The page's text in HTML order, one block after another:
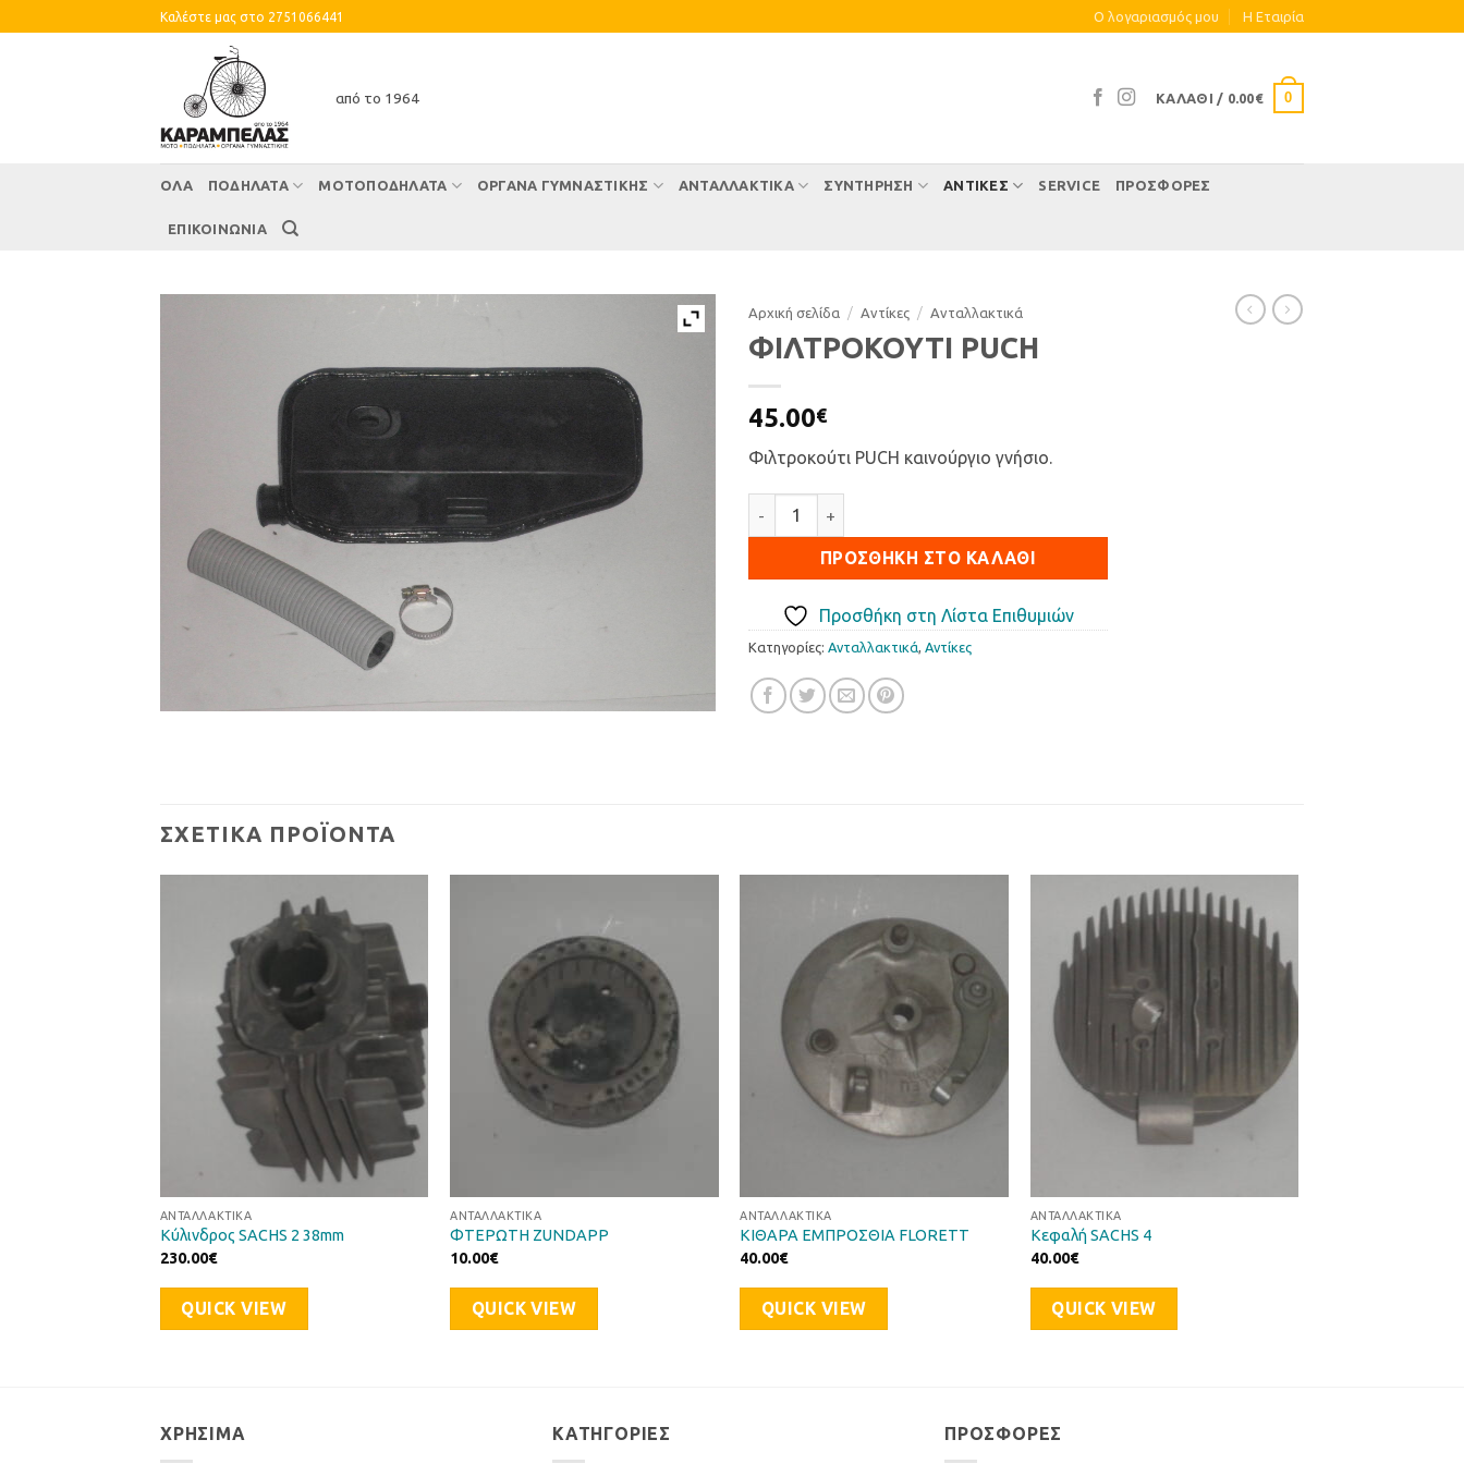
to
Καλέστε μας στο 2751066441 Ο λογαριασμός μου Η Eταιρία
από το 1964 ΚΑΛΆΘΙ / 0.00€ 0
ΌΛΑ ΠΟΔΗΛΑΤΑ ΜΟΤΟΠΟΔΗΛΑΤΑ ΟΡΓΑΝΑ ΓΥΜΝΑΣΤΙΚΗΣ ΑΝΤΑΛΛΑΚΤΙΚΑ ΣΥΝΤΉΡΗΣΗ ΑΝΤΊΚΕΣ SERVICE ΠΡΟΣΦΟΡΕΣ
ΕΠΙΚΟΙΝΩΝΙΑ
Αρχική σελίδα / Αντίκες / Ανταλλακτικά
ΦΙΛΤΡΟΚΟΥΤΙ PUCH
45.00€
Φιλτροκούτι PUCH καινούργιο γνήσιο.
ΦΙΛΤΡΟΚΟΥΤΙ PUCH ποσότητα
ΠΡΟΣΘΉΚΗ ΣΤΟ ΚΑΛΆΘΙ
Προσθήκη στη Λίστα Επιθυμιών
Κατηγορίες: Ανταλλακτικά, Αντίκες
ΣΧΕΤΙΚΆ ΠΡΟΪΌΝΤΑ
Προσθήκη
στη Λίστα
Επιθυμιών
ΑΝΤΑΛΛΑΚΤΙΚΆ
Κύλινδρος SACHS 2 38mm
230.00€
QUICK VIEW
Επιθυμιών
ΑΝΤΑΛΛΑΚΤΙΚΆ
ΦΤΕΡΩΤΗ ZUNDAPP
10.00€
QUICK VIEW
Προσθήκη
στη Λίστα
Επιθυμιών
ΑΝΤΑΛΛΑΚΤΙΚΆ
ΚΙΘΑΡΑ ΕΜΠΡΟΣΘΙΑ FLORETT
40.00€
QUICK VIEW
Προσθήκη
στη Λίστα
Επιθυμιών
ΑΝΤΑΛΛΑΚΤΙΚΆ
Κεφαλή SACHS 4
40.00€
QUICK VIEW
ΧΡΉΣΙΜΑ ΚΑΤΗΓΟΡΊΕΣ ΠΡΟΣΦΟΡΈΣ